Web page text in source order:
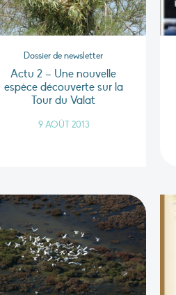
Dossier de newsletter
Actu 2 – Une nouvelle
espèce découverte sur la
Tour du Valat
9 AOÛT 2013